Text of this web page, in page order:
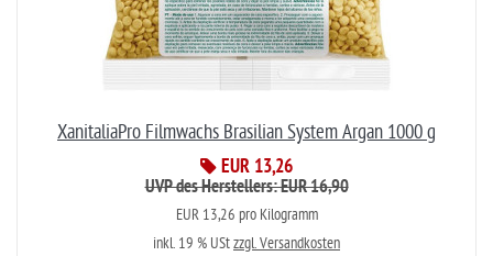
XanitaliaPro Filmwachs Brasilian System Argan 1000 g
EUR 13,26
UVP des Herstellers: EUR 16,90
EUR 13,26 pro Kilogramm
inkl. 19 % UStzzgl. Versandkosten